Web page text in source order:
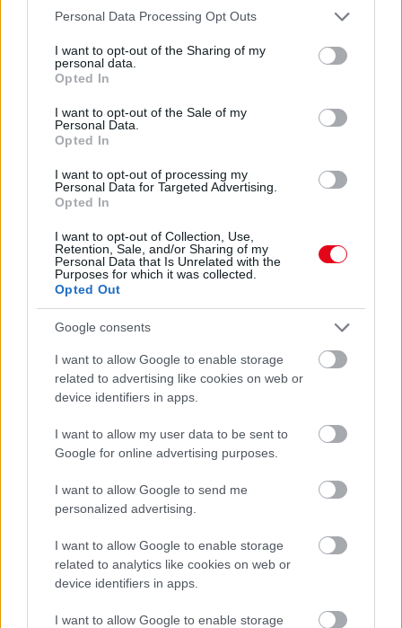
Please note that this website/app uses one or more Google
not limited to your visit or usage behaviour. You may click to
grant or deny consent to Google and its third-party tags to
use your data for below specified purposes in below Google
consent section.
Personal Data Processing Opt Outs
I want to opt-out of the Sharing of my
personal data.
Opted In
I want to opt-out of the Sale of my
Personal Data.
Opted In
I want to opt-out of processing my
Personal Data for Targeted Advertising.
Opted In
I want to opt-out of Collection, Use,
Retention, Sale, and/or Sharing of my
Personal Data that Is Unrelated with the
Purposes for which it was collected.
Opted Out
Google consents
I want to allow Google to enable storage
related to advertising like cookies on web or
device identifiers in apps.
I want to allow my user data to be sent to
Google for online advertising purposes.
I want to allow Google to send me
personalized advertising.
I want to allow Google to enable storage
related to analytics like cookies on web or
device identifiers in apps.
I want to allow Google to enable storage
EMIATT CSÖKKENHET A HATÁSUK
08. 01.
EGYRE TÖBB FIATALNÁL JELENTKEZIK EZ A
VITAMINHIÁNY – ILYEN JELEKRE FIGYELJ
24 óra
Egyre több embernél jelentkezik ez a hiányállapot – az
első jelek szinte észrevehetetlenek